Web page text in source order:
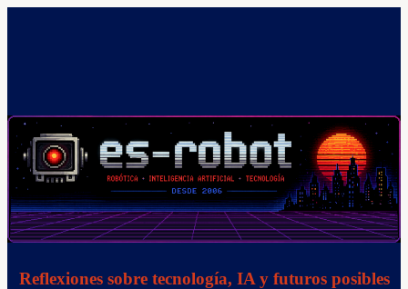
Reflexiones sobre tecnología, IA y futuros posibles